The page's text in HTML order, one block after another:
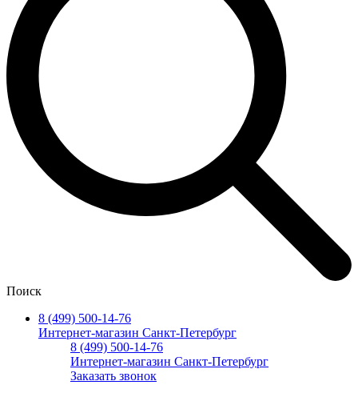
Поиск
8 (499) 500-14-76
Интернет-магазин Санкт-Петербург
8 (499) 500-14-76
Интернет-магазин Санкт-Петербург
Заказать звонок